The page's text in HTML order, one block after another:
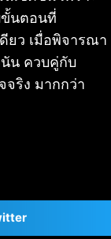
ขั้นตอนที่
ยว เมื่อพิจารณา
นัน ควบคู่กับ
จริง มากกว่า